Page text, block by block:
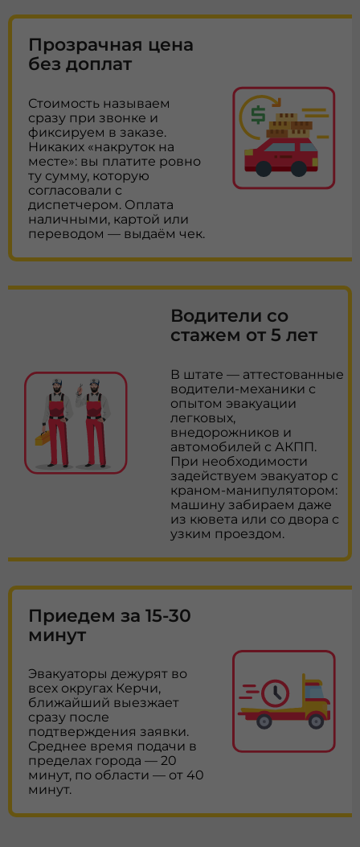
Прозрачная цена
без доплат
Стоимость называем
сразу при звонке и
фиксируем в заказе.
Никаких «накруток на
месте»: вы платите ровно
ту сумму, которую
согласовали с
диспетчером. Оплата
наличными, картой или
переводом — выдаём чек.
Водители со
стажем от 5 лет
В штате — аттестованные
водители-механики с
опытом эвакуации
легковых,
внедорожников и
автомобилей с АКПП.
При необходимости
задействуем эвакуатор с
краном-манипулятором:
машину забираем даже
из кювета или со двора с
узким проездом.
Приедем за 15-30
минут
Эвакуаторы дежурят во
всех округах Керчи,
ближайший выезжает
сразу после
подтверждения заявки.
Среднее время подачи в
пределах города — 20
минут, по области — от 40
минут.